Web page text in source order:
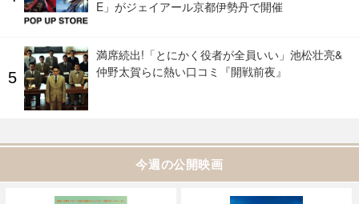
E」がジェイアール京都伊勢丹で開催
満席続出!「とにかく役者が全員いい」池松壮亮&
仲野太賀らに熱い口コミ『開戦前夜』
今週の公開映画